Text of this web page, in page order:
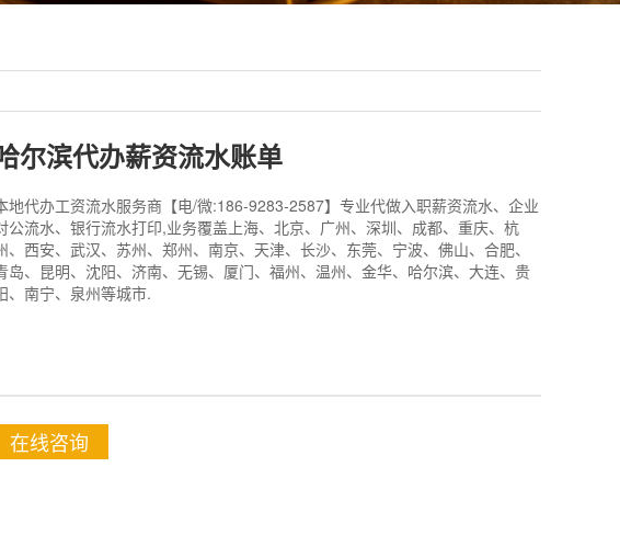
尔滨代办薪资流水账单
地代办工资流水服务商【电/微:186-9283-2587】专业代做入职薪资流水、企业
公流水、银行流水打印,业务覆盖上海、北京、广州、深圳、成都、重庆、杭
、西安、武汉、苏州、郑州、南京、天津、长沙、东莞、宁波、佛山、合肥、
岛、昆明、沈阳、济南、无锡、厦门、福州、温州、金华、哈尔滨、大连、贵
、南宁、泉州等城市.
在线咨询